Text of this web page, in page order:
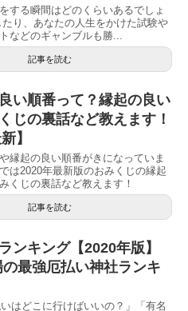
する瞬間はどのくらいあるでしょ
り、あなたの人生をかけた試験や
などのギャンブルも勝...
記事を読む
い順番って？縁起の良い
じの裏話など教えます！
】
縁起の良い順番がきになっていま
は2020年最新版のおみくじの縁起
くじの裏話など教えます！
記事を読む
ンキング【2020年版】
最強厄払い神社ランキ
いはどこに行けばいいの？」「有名